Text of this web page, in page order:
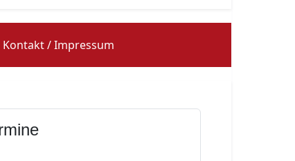
Kontakt / Impressum